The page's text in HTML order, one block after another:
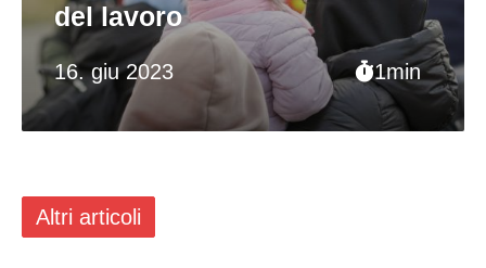
16. giu 2023 1min
del lavoro
Altri articoli